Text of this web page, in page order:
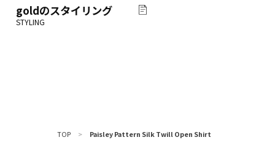
goldのスタイリング
TOP > Paisley Pattern Silk Twill Open Shirt